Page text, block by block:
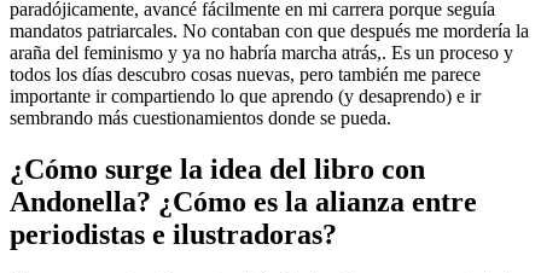
paradójicamente, avancé fácilmente en mi carrera porque seguía
mandatos patriarcales. No contaban con que después me mordería la
araña del feminismo y ya no habría marcha atrás,. Es un proceso y
todos los días descubro cosas nuevas, pero también me parece
importante ir compartiendo lo que aprendo (y desaprendo) e ir
sembrando más cuestionamientos donde se pueda.
¿Cómo surge la idea del libro con
Andonella? ¿Cómo es la alianza entre
periodistas e ilustradoras?